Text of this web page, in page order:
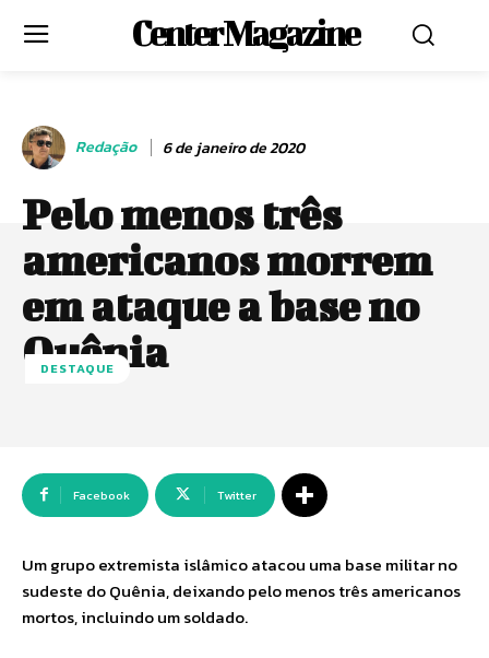
Center Magazine
Redação 6 de janeiro de 2020
Pelo menos três
americanos morrem
em ataque a base no
Quênia
DESTAQUE
Facebook Twitter
Um grupo extremista islâmico atacou uma base militar no
sudeste do Quênia, deixando pelo menos três americanos
mortos, incluindo um soldado.